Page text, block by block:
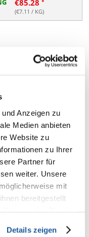
Anzeigen zu
Medien anbieten
Website zu
zu Ihrer
Partner für
weiter. Unsere
mit
bereitgestellt
Details zeigen
€85.28
(€7.11 / KG)
PRODUKT